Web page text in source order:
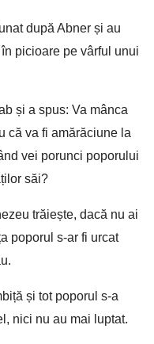
după Abner și au
picioare pe vârful unui
și a spus: Va mânca
că va fi amărăciune la
vei porunci poporului
săi?
trăiește, dacă nu ai
poporul s-ar fi urcat
și tot poporul s-a
nici nu au mai luptat.